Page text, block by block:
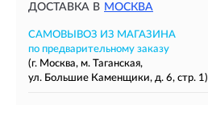
ДОСТАВКА В МОСКВА
САМОВЫВОЗ ИЗ МАГАЗИНА
по предварительному заказу
(г. Москва, м. Таганская,
ул. Большие Каменщики, д. 6, стр. 1)